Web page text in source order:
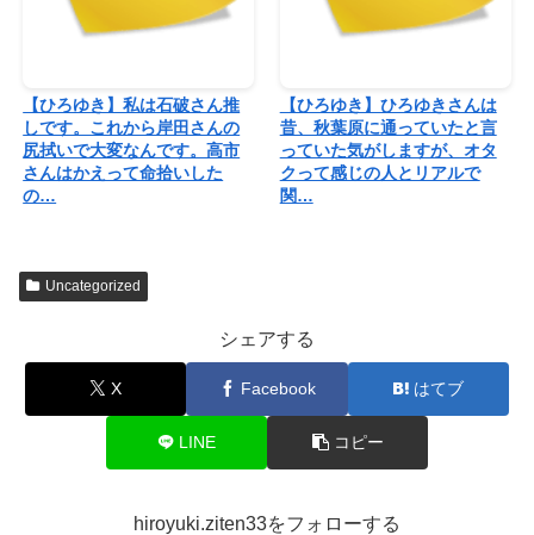
【ひろゆき】私は石破さん推
しです。これから岸田さんの
尻拭いで大変なんです。高市
さんはかえって命拾いした
の…
【ひろゆき】ひろゆきさんは
昔、秋葉原に通っていたと言
っていた気がしますが、オタ
クって感じの人とリアルで
関…
Uncategorized
シェアする
X Facebook はてブ
LINE コピー
hiroyuki.ziten33をフォローする